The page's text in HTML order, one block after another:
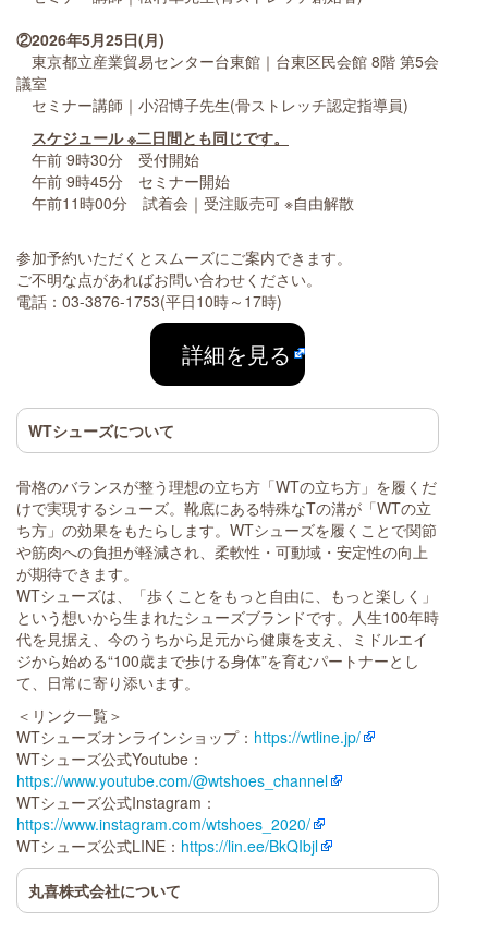
②2026年5月25日(月)
東京都立産業貿易センター台東館｜台東区民会館 8階 第5会
議室
セミナー講師｜小沼博子先生(骨ストレッチ認定指導員)
スケジュール ※二日間とも同じです。
午前 9時30分 受付開始
午前 9時45分 セミナー開始
午前11時00分 試着会｜受注販売可 ※自由解散
参加予約いただくとスムーズにご案内できます。
ご不明な点があればお問い合わせください。
電話：03-3876-1753(平日10時～17時)
詳細を見る
WTシューズについて
骨格のバランスが整う理想の立ち方「WTの立ち方」を履くだ
けで実現するシューズ。靴底にある特殊なTの溝が「WTの立
ち方」の効果をもたらします。WTシューズを履くことで関節
や筋肉への負担が軽減され、柔軟性・可動域・安定性の向上
が期待できます。
WTシューズは、「歩くことをもっと自由に、もっと楽しく」
という想いから生まれたシューズブランドです。人生100年時
代を見据え、今のうちから足元から健康を支え、ミドルエイ
ジから始める“100歳まで歩ける身体”を育むパートナーとし
て、日常に寄り添います。
＜リンク一覧＞
WTシューズオンラインショップ： https://wtline.jp/
WTシューズ公式Youtube：
https://www.youtube.com/@wtshoes_channel
WTシューズ公式Instagram：
https://www.instagram.com/wtshoes_2020/
WTシューズ公式LINE： https://lin.ee/BkQIbjl
丸喜株式会社について